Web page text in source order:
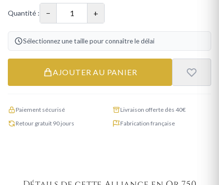
Quantité : − +
Sélectionnez une taille pour connaître le délai
AJOUTER AU PANIER
Paiement sécurisé
Livraison offerte dès 40€
Retour gratuit 90 jours
Fabrication française